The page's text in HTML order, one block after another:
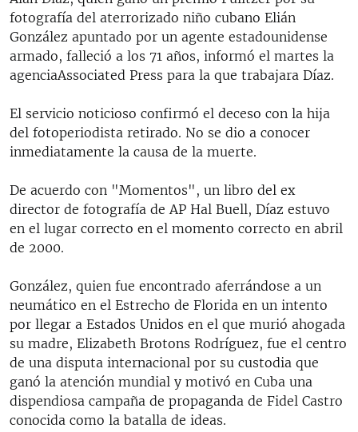
fotografía del aterrorizado niño cubano Elián
González apuntado por un agente estadounidense
armado, falleció a los 71 años, informó el martes la
agenciaAssociated Press para la que trabajara Díaz.
El servicio noticioso confirmó el deceso con la hija
del fotoperiodista retirado. No se dio a conocer
inmediatamente la causa de la muerte.
De acuerdo con "Momentos", un libro del ex
director de fotografía de AP Hal Buell, Díaz estuvo
en el lugar correcto en el momento correcto en abril
de 2000.
González, quien fue encontrado aferrándose a un
neumático en el Estrecho de Florida en un intento
por llegar a Estados Unidos en el que murió ahogada
su madre, Elizabeth Brotons Rodríguez, fue el centro
de una disputa internacional por su custodia que
ganó la atención mundial y motivó en Cuba una
dispendiosa campaña de propaganda de Fidel Castro
conocida como la batalla de ideas.